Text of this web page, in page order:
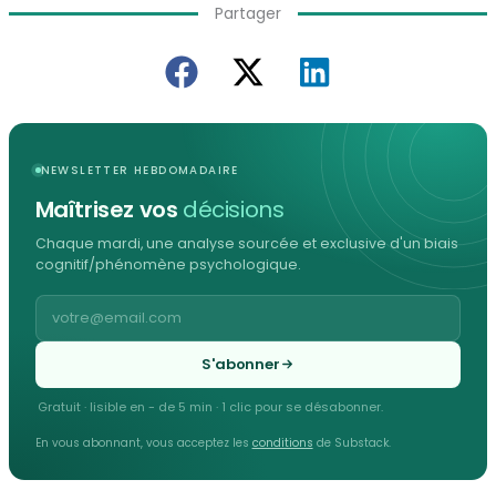
Partager
NEWSLETTER HEBDOMADAIRE
Maîtrisez vos décisions
Chaque mardi, une analyse sourcée et exclusive d'un biais
cognitif/phénomène psychologique.
S'abonner
Gratuit · lisible en - de 5 min · 1 clic pour se désabonner.
En vous abonnant, vous acceptez les conditions de Substack.